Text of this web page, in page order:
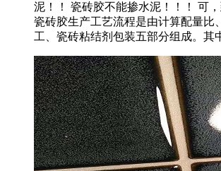
泥！！ 瓷砖胶不能掺水泥！！！ 可
瓷砖胶生产工艺流程是由计算配量比
工、瓷砖粘结剂包装五部分组成。其